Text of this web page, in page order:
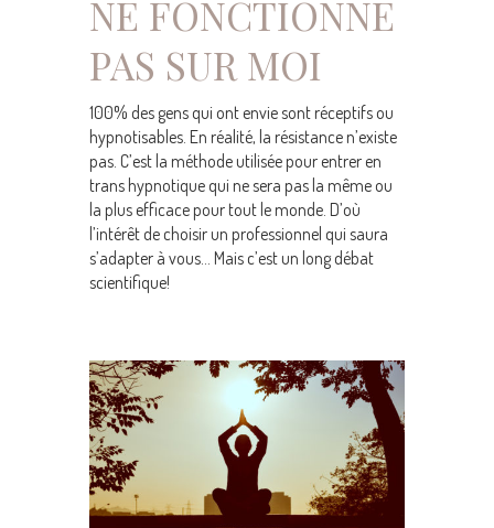
NE FONCTIONNE
PAS SUR MOI
100% des gens qui ont envie sont réceptifs ou
hypnotisables. En réalité, la résistance n’existe
pas. C’est la méthode utilisée pour entrer en
trans hypnotique qui ne sera pas la même ou
la plus efficace pour tout le monde. D’où
l’intérêt de choisir un professionnel qui saura
s’adapter à vous… Mais c’est un long débat
scientifique!